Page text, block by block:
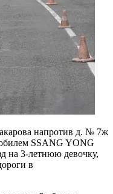
напротив д. № 7ж
SSANG YONG
на 3-летнюю девочку,
в